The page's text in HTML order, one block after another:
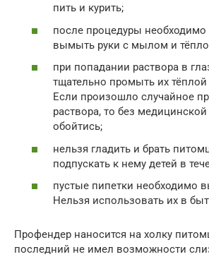
пить и курить;
после процедуры необходимо
вымыть руки с мылом и
при попадании раствора в
тщательно промыть их
Если произошло случайное
раствора, то без
обойтись;
нельзя гладить и брать
подпускать к нему детей в
пустые пипетки необходимо
Нельзя использовать их в
Профендер наносится на холку
последний не имел возможности